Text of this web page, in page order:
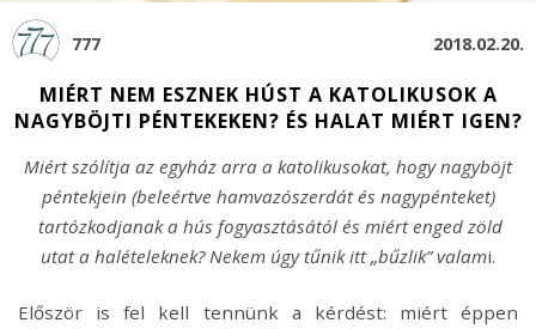
777 2018.02.20.
MIÉRT NEM ESZNEK HÚST A KATOLIKUSOK A
NAGYBÖJTI PÉNTEKEKEN? ÉS HALAT MIÉRT IGEN?
Miért szólítja az egyház arra a katolikusokat, hogy nagyböjt
péntekjein (beleértve hamvazószerdát és nagypénteket)
tartózkodjanak a hús fogyasztásától és miért enged zöld
utat a halételeknek? Nekem úgy tűnik itt „bűzlik” valami.
Először is fel kell tennünk a kérdést: miért éppen